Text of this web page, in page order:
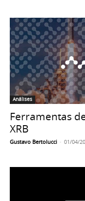
Análises
Ferramentas
XRB
Gustavo Bertolucci - 01/04/